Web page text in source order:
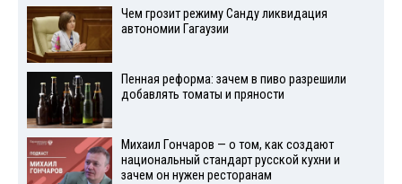
Чем грозит режиму Санду ликвидация
автономии Гагаузии
Пенная реформа: зачем в пиво разрешили
добавлять томаты и пряности
Михаил Гончаров — о том, как создают
национальный стандарт русской кухни и
зачем он нужен ресторанам